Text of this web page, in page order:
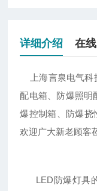
详细介绍 在
上海言泉电气
配电箱、防爆照明
爆控制箱、防爆挠
欢迎广大新老顾客
LED防爆灯具的